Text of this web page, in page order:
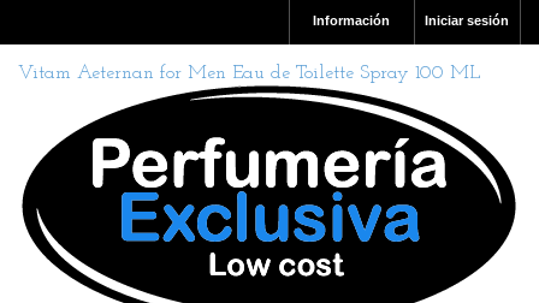
Iniciar sesión
Información
Vitam Aeternan for Men Eau de Toilette Spray 100 ML